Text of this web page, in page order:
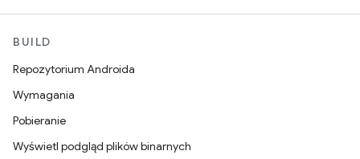
BUILD
Repozytorium Androida
Wymagania
Pobieranie
Wyświetl podgląd plików binarnych